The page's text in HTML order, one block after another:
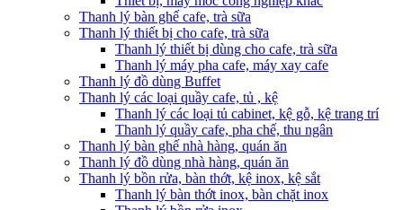
Thanh lý bàn ghế cafe, trà sữa
Thanh lý thiết bị cho cafe, trà sữa
Thanh lý thiết bị dùng cho cafe, trà sữa
Thanh lý máy pha cafe, máy xay cafe
Thanh lý đồ dùng Buffet
Thanh lý các loại quầy cafe, tủ , kệ
Thanh lý các loại tủ cabinet, kệ gỗ, kệ trang trí
Thanh lý quầy cafe, pha chế, thu ngân
Thanh lý bàn ghế nhà hàng, quán ăn
Thanh lý đồ dùng nhà hàng, quán ăn
Thanh lý bồn rửa, bàn thớt, kệ inox, kệ sắt
Thanh lý bàn thớt inox, bàn chặt inox